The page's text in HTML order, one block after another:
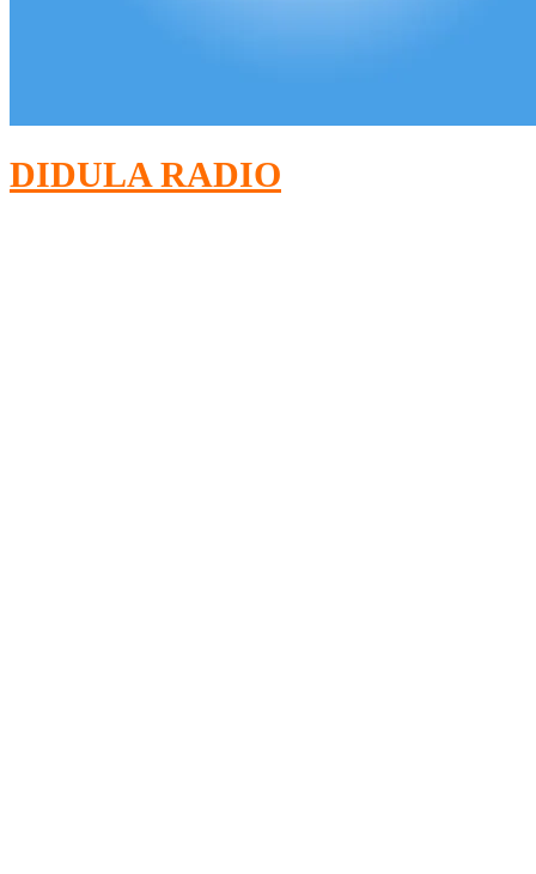
DIDULA RADIO